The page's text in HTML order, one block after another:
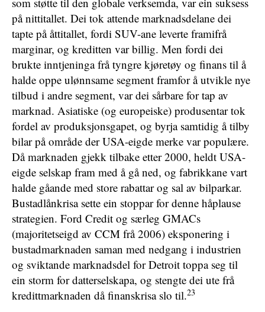
på nittitallet. Dei tok attende marknadsdelane dei
tapte på åttitallet, fordi SUV-ane leverte framifrå
marginar, og kreditten var billig. Men fordi dei
brukte inntjeninga frå tyngre kjøretøy og finans til å
halde oppe ulønnsame segment framfor å utvikle nye
tilbud i andre segment, var dei sårbare for tap av
marknad. Asiatiske (og europeiske) produsentar tok
fordel av produksjonsgapet, og byrja samtidig å tilby
bilar på område der USA-eigde merke var populære.
Då marknaden gjekk tilbake etter 2000, heldt USA-
eigde selskap fram med å gå ned, og fabrikkane vart
halde gåande med store rabattar og sal av bilparkar.
Bustadlånkrisa sette ein stoppar for denne håplause
strategien. Ford Credit og særleg GMACs
(majoritetseigd av CCM frå 2006) eksponering i
bustadmarknaden saman med nedgang i industrien
og sviktande marknadsdel for Detroit toppa seg til
ein storm for datterselskapa, og stengte dei ute frå
kredittmarknaden då finanskrisa slo til.23